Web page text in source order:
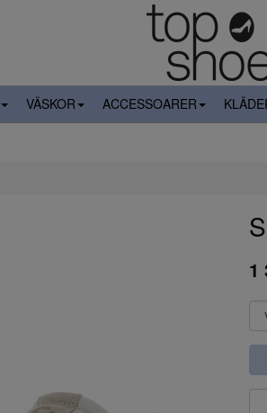
VÄSKOR ACCESSOARER
1